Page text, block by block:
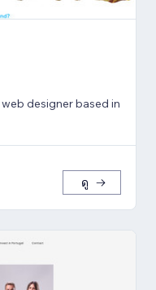
designer based in
ดู